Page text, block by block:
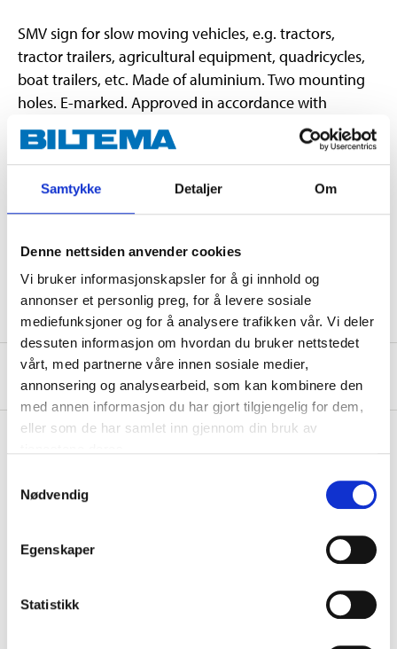
Samtykke Detaljer Om
Denne nettsiden anvender cookies
Vi bruker informasjonskapsler for å gi innhold og
annonser et personlig preg, for å levere sosiale
mediefunksjoner og for å analysere trafikken vår. Vi deler
dessuten informasjon om hvordan du bruker nettstedet
vårt, med partnerne våre innen sosiale medier,
annonsering og analysearbeid, som kan kombinere den
med annen informasjon du har gjort tilgjengelig for dem,
eller som de har samlet inn gjennom din bruk av
Nødvendig
Egenskaper
Statistikk
SMV sign for slow moving vehicles, e.g. tractors,
tractor trailers, agricultural equipment, quadricycles,
boat trailers, etc. Made of aluminium. Two mounting
holes. E-marked. Approved in accordance with
ECE69.01.
Technical specifications
Length
405 mm
Width
355 mm
About the manufacturer
Pay & Collect in your local store within 2 hours!
Other customers also bought